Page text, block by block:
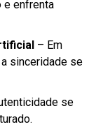
e enfrenta
– Em
sinceridade se
se